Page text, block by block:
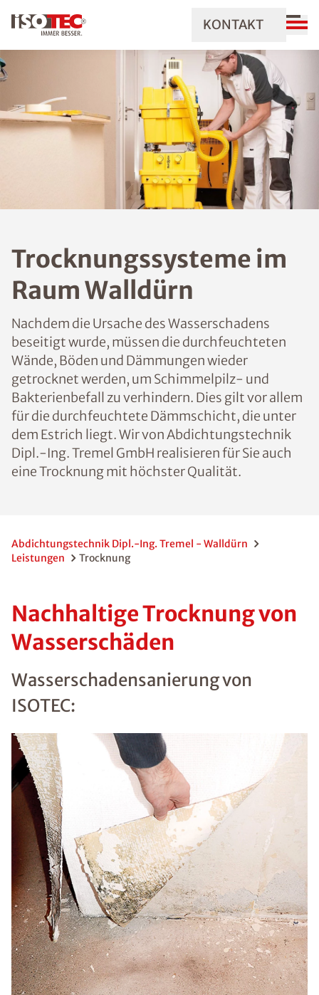
KONTAKT
Trocknungssysteme im
Raum Walldürn
Nachdem die Ursache des Wasserschadens
beseitigt wurde, müssen die durchfeuchteten
Wände, Böden und Dämmungen wieder
getrocknet werden, um Schimmelpilz- und
Bakterienbefall zu verhindern. Dies gilt vor allem
für die durchfeuchtete Dämmschicht, die unter
dem Estrich liegt. Wir von Abdichtungstechnik
Dipl.-Ing. Tremel GmbH realisieren für Sie auch
eine Trocknung mit höchster Qualität.
Abdichtungstechnik Dipl.-Ing. Tremel - Walldürn
Leistungen
Trocknung
Nachhaltige Trocknung von
Wasserschäden
Wasserschadensanierung von
ISOTEC: